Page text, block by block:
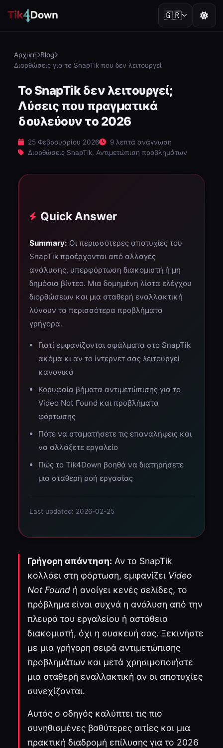
🇬🇷
Αρχική Blog
Διορθώσεις για το SnapTik που δεν λειτουργεί
Το SnapTik δεν λειτουργεί;
Λύσεις που πραγματικά
δουλεύουν το 2026
25 Φεβρουαρίου 2026
9 λεπτά ανάγνωση
Διορθώσεις SnapTik, Αντιμετώπιση προβλημάτων
Quick Answer
Summary: Οι περισσότερες αποτυχίες του
SnapTik προέρχονται από αλλαγές
ανάλυσης, υπερφόρτωση διακομιστή ή μη
δημόσια βίντεο. Μια δομημένη λίστα ελέγχου
διορθώσεων και μια σταθερή εναλλακτική
λύνουν τα περισσότερα προβλήματα
γρήγορα.
Γιατί εμφανίζονται σφάλματα στο SnapTik
ακόμα κι αν το ίντερνετ σας λειτουργεί
κανονικά
Κορυφαία βήματα αντιμετώπισης για το
Video Not Found και προβλήματα
φόρτωσης
Πότε να σταματήσετε τις επαναλήψεις και
να αλλάξετε εργαλείο
Πώς το Tik4Down βοηθά να διατηρήσετε
μια σταθερή ροή εργασίας
Last updated: 2026-02-25
Γρήγορη απάντηση: Αν το SnapTik
κολλάει στη φόρτωση, εμφανίζει Video
Not Found ή ανοίγει κενές σελίδες, το
πρόβλημα είναι συχνά η ανάλυση από την
πλευρά του εργαλείου ή αστάθεια
διακομιστή, όχι η συσκευή σας. Ξεκινήστε
με μια γρήγορη σειρά αντιμετώπισης
προβλημάτων και μετά χρησιμοποιήστε
μια σταθερή εναλλακτική αν οι αποτυχίες
συνεχίζονται.
Αυτός ο οδηγός καλύπτει τις πιο
συνηθισμένες βαθύτερες αιτίες και μια
πρακτική διαδρομή επίλυσης για το 2026